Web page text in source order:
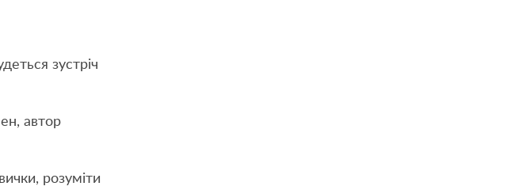
зустріч
автор
розуміти